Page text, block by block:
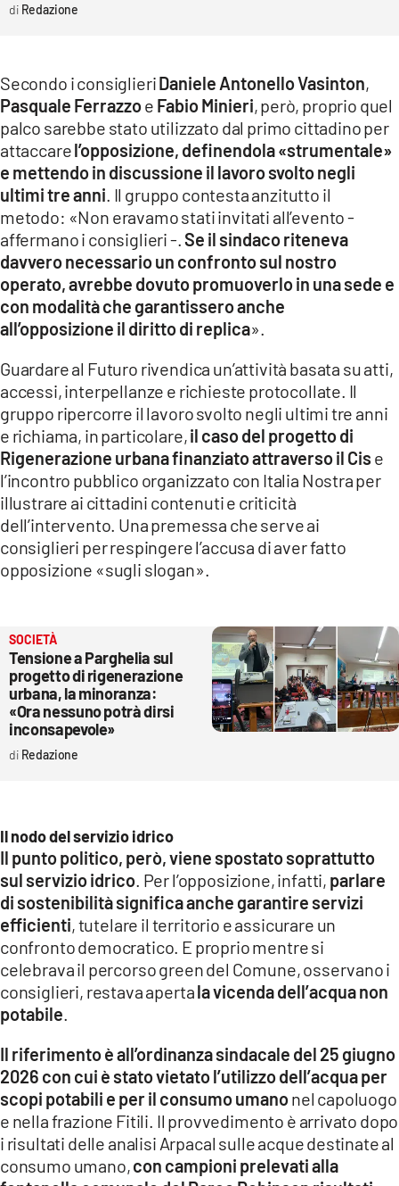
Redazione
Secondo i consiglieriDaniele Antonello Vasinton,
Pasquale Ferrazzoe Fabio Minieri, però, proprio quel
palco sarebbe stato utilizzato dal primo cittadino per
attaccarel’opposizione, definendola «strumentale»
e mettendo in discussione il lavoro svolto negli
ultimi tre anni . Il gruppo contesta anzitutto il
metodo: «Non eravamo stati invitati all’evento -
affermano i consiglieri -.Se il sindaco riteneva
davvero necessario un confronto sul nostro
operato, avrebbe dovuto promuoverlo in una sede e
con modalità che garantissero anche
all’opposizione il diritto di replica».
Guardare al Futuro rivendica un’attività basata su atti,
accessi, interpellanze e richieste protocollate. Il
gruppo ripercorre il lavoro svolto negli ultimi tre anni
e richiama, in particolare,il caso del progetto di
Rigenerazione urbana finanziato attraverso il Cis e
l’incontro pubblico organizzato con Italia Nostra per
illustrare ai cittadini contenuti e criticità
dell’intervento. Una premessa che serve ai
consiglieri per respingere l’accusa di aver fatto
opposizione «sugli slogan».
SOCIETÀ
Tensione a Parghelia sul
progetto di rigenerazione
urbana, la minoranza:
«Ora nessuno potrà dirsi
inconsapevole»
Redazione
Il nodo del servizio idrico
Il punto politico, però, viene spostato soprattutto
sul servizio idrico . Per l’opposizione, infatti, parlare
di sostenibilità significa anche garantire servizi
efficienti, tutelare il territorio e assicurare un
confronto democratico. E proprio mentre si
celebrava il percorso green del Comune, osservano i
consiglieri, restava apertala vicenda dell’acqua non
potabile
Il riferimento è all’ordinanza sindacale del 25 giugno
2026 con cui è stato vietato l’utilizzo dell’acqua per
scopi potabili e per il consumo umanonel capoluogo
e nella frazione Fitili. Il provvedimento è arrivato dopo
i risultati delle analisi Arpacal sulle acque destinate al
consumo umano,con campioni prelevati alla